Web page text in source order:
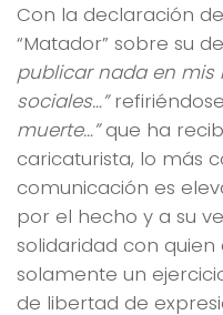
Con la declaración
“Matador” sobre su
publicar nada en mis
sociales…”
muerte…”que ha
caricaturista, lo más
comunicación es
por el hecho y a su
solidaridad con
solamente un
de libertad de